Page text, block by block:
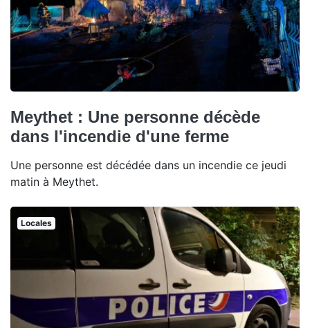
Meythet : Une personne décède
dans l'incendie d'une ferme
Une personne est décédée dans un incendie ce jeudi
matin à Meythet.
Locales